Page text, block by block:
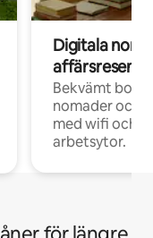
Digitala
Bekvämt
nomader och
med wifi och
arbetsytor.